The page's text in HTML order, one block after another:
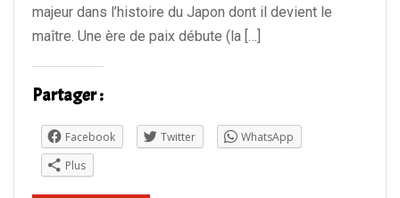
majeur dans l’histoire du Japon dont il devient le
maître. Une ère de paix débute (la […]
Partager :
Facebook Twitter
WhatsApp
Plus